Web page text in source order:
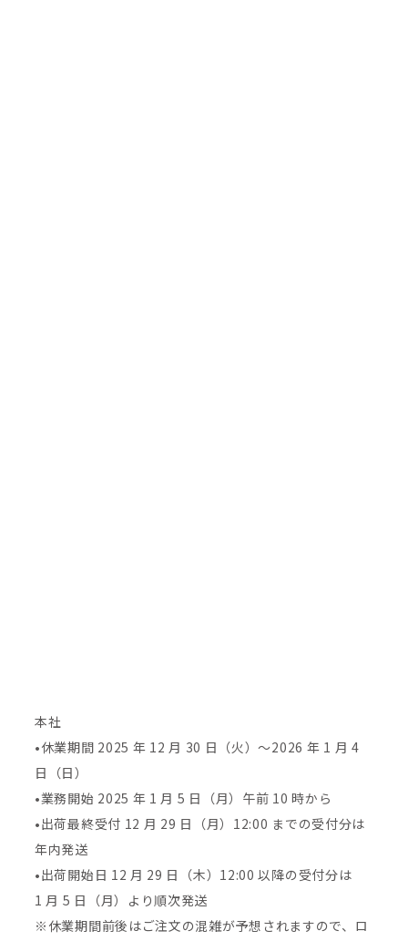
本社
•休業期間 2025 年 12 月 30 日（火）～2026 年 1 月 4
日（日）
•業務開始 2025 年 1 月 5 日（月）午前 10 時から
•出荷最終受付 12 月 29 日（月）12:00 までの受付分は
年内発送
•出荷開始日 12 月 29 日（木）12:00 以降の受付分は
1 月 5 日（月）より順次発送
※休業期間前後はご注文の混雑が予想されますので、ロ